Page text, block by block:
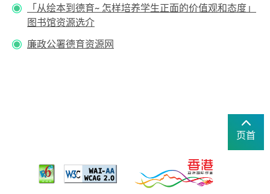
「从绘本到德育~ 怎样培养学生正面的价值观和态度」
图书馆资源选介
廉政公署德育资源网
页首